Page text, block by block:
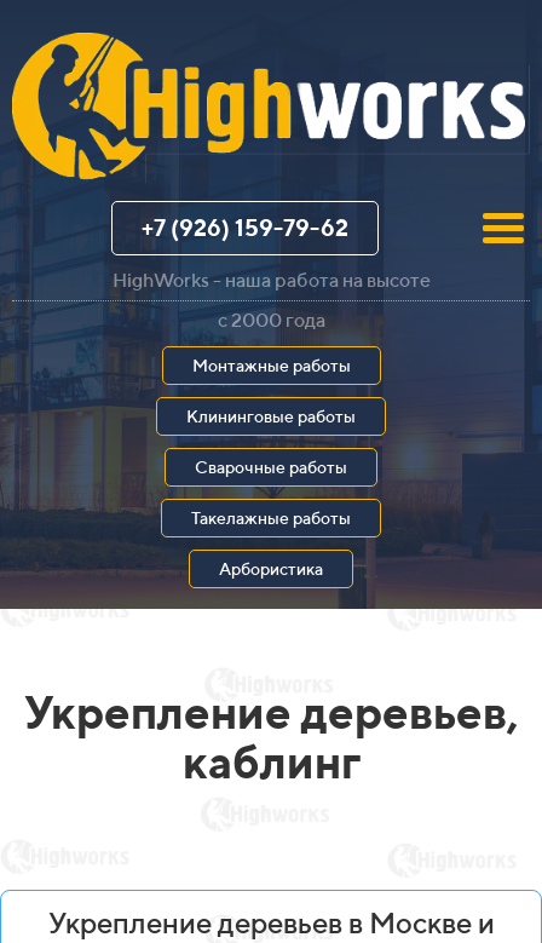
+7 (926) 159-79-62
HighWorks - наша работа на высоте
с 2000 года
Монтажные работы
Клининговые работы
Сварочные работы
Такелажные работы
Арбористика
Укрепление деревьев,
каблинг
Укрепление деревьев в Москве и